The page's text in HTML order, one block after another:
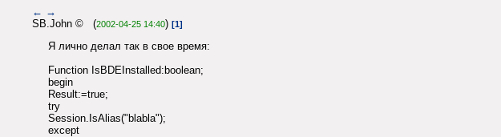
← →
SB.John © (2002-04-25 14:40) [1]
Я лично делал так в свое время:
Function IsBDEInstalled:boolean;
begin
Result:=true;
try
Session.IsAlias("blabla");
except